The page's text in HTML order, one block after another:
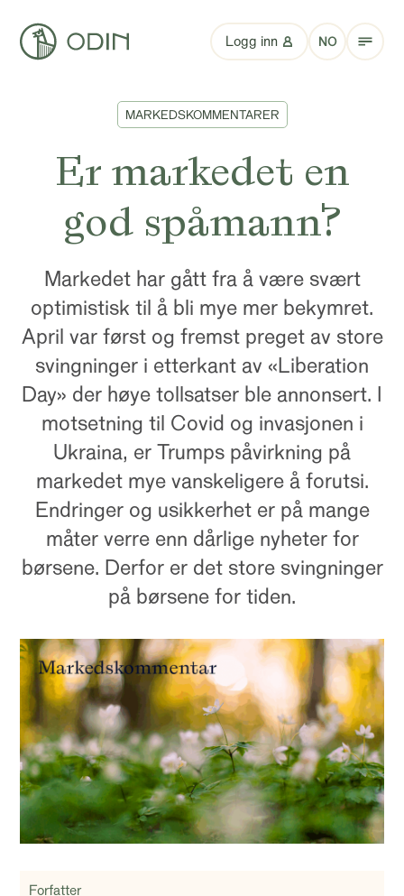
Logg inn NO
MARKEDSKOMMENTARER
Er markedet en
god spåmann?
Markedet har gått fra å være svært
optimistisk til å bli mye mer bekymret.
April var først og fremst preget av store
svingninger i etterkant av «Liberation
Day» der høye tollsatser ble annonsert. I
motsetning til Covid og invasjonen i
Ukraina, er Trumps påvirkning på
markedet mye vanskeligere å forutsi.
Endringer og usikkerhet er på mange
måter verre enn dårlige nyheter for
børsene. Derfor er det store svingninger
på børsene for tiden.
Forfatter